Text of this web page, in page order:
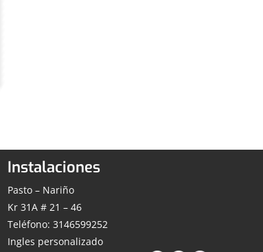
Instalaciones
Pasto – Nariño
Kr 31A # 21 – 46
Teléfono: 3146599252
Ingles personalizado